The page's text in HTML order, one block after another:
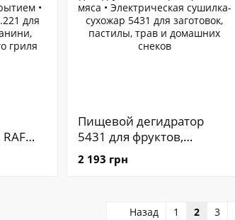
Пищевой дегидратор
5431 для фруктов,
овощей, грибов и мяса •
Электрическая сушилка-
и домашних снеков
2 193 грн
Назад 1 2 3